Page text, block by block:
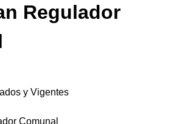
Regulador
y Vigentes
Comunal